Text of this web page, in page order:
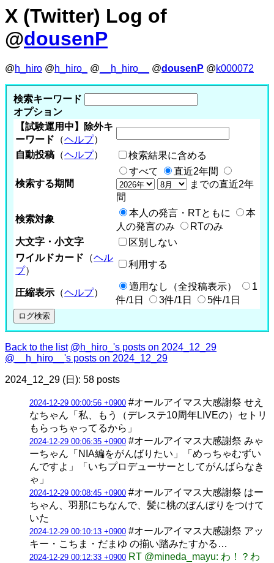
X (Twitter) Log of
@dousenP
@h_hiro @h_hiro_ @ __h_hiro__ @dousenP @k000072
検索キーワード
オプション
【試験運用中】除外キ
ーワード （ヘルプ）
自動投稿 （ヘルプ） 検索結果に含める
検索する期間
すべて
直近2年間
までの直近2年
間
検索対象
本人の発言・RTともに
本
人の発言のみ
RTのみ
大文字・小文字
区別しない
ワイルドカード （ヘル
プ）
利用する
圧縮表示 （ヘルプ）
適用なし（全投稿表示）
1
件/1日
3件/1日 5件/1日
Back to the list @h_hiro_'s posts on 2024_12_29
@__h_hiro__'s posts on 2024_12_29
2024_12_29 (日): 58 posts
2024-12-29 00:00:56 +0900 #オールアイマス大感謝祭 せえ
なちゃん「私、もう（デレステ10周年LIVEの）セトリ
もらっちゃってるから」
2024-12-29 00:06:35 +0900 #オールアイマス大感謝祭 みゃ
ーちゃん「NIA編をがんばりたい」「めっちゃむずい
んですよ」「いちプロデューサーとしてがんばらなき
ゃ」
2024-12-29 00:08:45 +0900 #オールアイマス大感謝祭 はー
ちゃん、羽那にちなんで、髪に桃のぼんぼりをつけて
いた
2024-12-29 00:10:13 +0900 #オールアイマス大感謝祭 アッ
キー・こちま・だまゆ の揃い踏みたすかる…
2024-12-29 00:12:33 +0900 RT @mineda_mayu: わ！？わ